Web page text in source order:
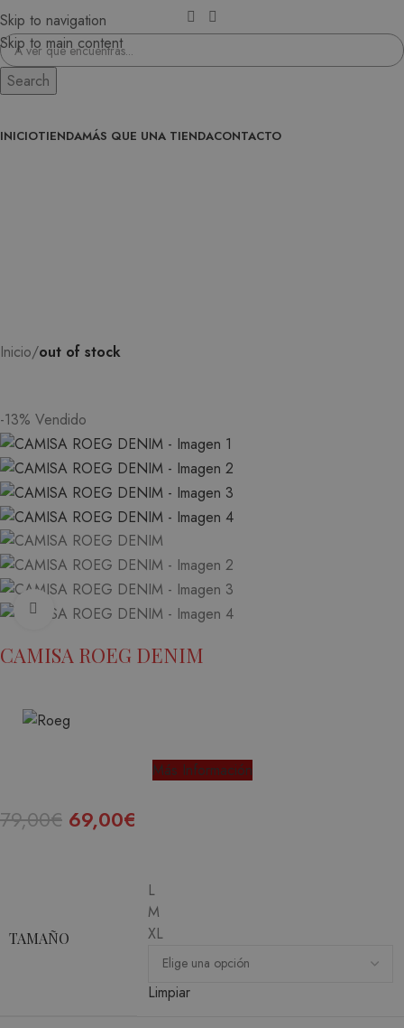
Skip to navigation
Skip to main content
Search
INICIOTIENDAMÁS QUE UNA TIENDACONTACTO
Inicio out of stock
-13% Vendido
Ampliar
CAMISA ROEG DENIM
Más Información
79,00€ 69,00€
TAMAÑO
L
M
XL
Limpiar